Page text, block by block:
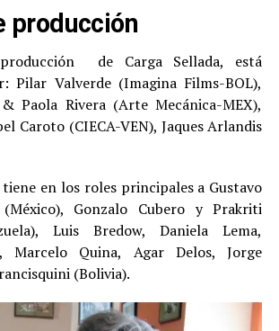
producción
de Carga Sellada, está
Pilar Valverde (Imagina Films-BOL),
Paola Rivera (Arte Mecánica-MEX),
Caroto (CIECA-VEN), Jaques Arlandis
tiene en los roles principales a Gustavo
(México), Gonzalo Cubero y Prakriti
Luis Bredow, Daniela Lema,
Marcelo Quina, Agar Delos, Jorge
(Bolivia).